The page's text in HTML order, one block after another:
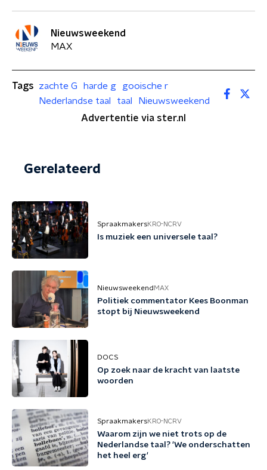
Nieuwsweekend
MAX
Tags zachte G harde g
gooische r
Nederlandse taal
taal
Nieuwsweekend
Advertentie via ster.nl
Gerelateerd
SpraakmakersKRO-NCRV
Is muziek een universele taal?
Nieuwsweekend MAX
Politiek commentator Kees Boonman
stopt bij Nieuwsweekend
DOCS
Op zoek naar de kracht van laatste
woorden
SpraakmakersKRO-NCRV
Waarom zijn we niet trots op de
Nederlandse taal? 'We onderschatten
het heel erg'